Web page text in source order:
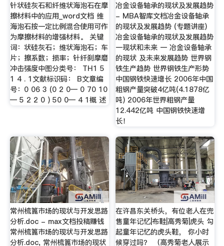
针状硅灰石和纤维状海泡石在摩
擦材料中的应用_word文档 维
海泡石按一定比例混合使用可作
为摩擦材料的增强材料。 关键
词：状硅灰石；维状海泡石；车
片；擦系数；损率；针纤刹摩磨
冲击强度中图分类号： TH1 5
1 4 . 1文献标识码： B文章编
号：0 06 3 (0 2 0— 0 70 10
— 5 2 2 0 ) 50 0— 4 1概 述
冶金设备轴承的现状及发展趋势
- MBA智库文档冶金设备轴承
的现状及发展趋势 (专题讲座)
冶金设备轴承的现状及发展趋势
一现状和未来 一 冶金设备轴承
的现状 及未来发展趋势 世界钢
铁生产趋势 世界钢铁生产形势
中国钢铁快速增长 2006年中国
粗钢产量突破4亿吨(4.1878亿
吨) 2006年世界粗钢产量
12.442亿吨 中国钢铁快速增
长！
常州梳篦市场的现状与开发思路
分析.doc - max文档投稿赚钱
常州梳篦市场的现状与开发思路
分析.doc, 常州梳篦市场的现状
在许昌东关桥头，有位老人在兜
售童年记忆|布鞋|高秀菊|虎头 勾
起童年记忆的虎头鞋， 你小时
候穿过吗？ （高秀菊老人展示